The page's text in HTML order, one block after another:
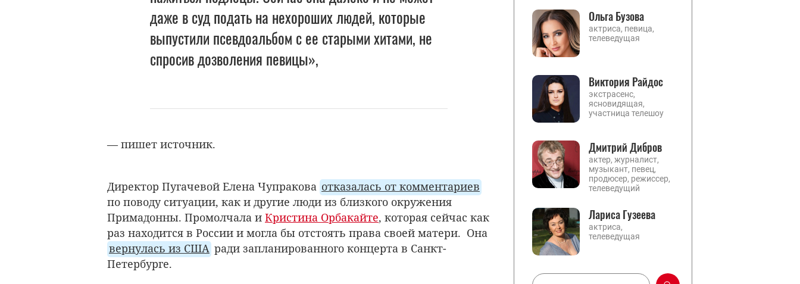
даже в суд подать на нехороших людей, которые
выпустили псевдоальбом с ее старыми хитами, не
спросив дозволения певицы»,
— пишет источник.
Директор Пугачевой Елена Чупракова отказалась от комментариев
по поводу ситуации, как и другие люди из близкого окружения
Примадонны. Промолчала и Кристина Орбакайте, которая сейчас как
раз находится в России и могла бы отстоять права своей матери. Она
вернулась из США ради запланированного концерта в Санкт-
Петербурге.
Ольга Бузова
актриса, певица,
телеведущая
Виктория Райдос
экстрасенс,
ясновидящая,
участница телешоу
Дмитрий Дибров
актер, журналист,
музыкант, певец,
продюсер, режиссер,
телеведущий
Лариса Гузеева
актриса,
телеведущая